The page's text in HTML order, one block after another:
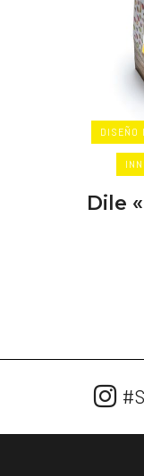
DISEÑO
Dile